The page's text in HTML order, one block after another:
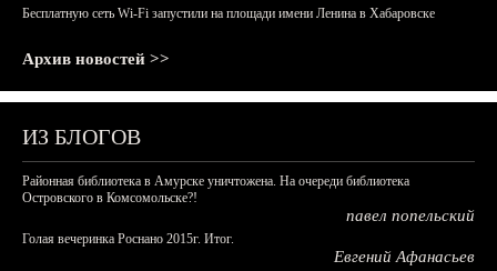
Бесплатную сеть Wi-Fi запустили на площади имени Ленина в Хабаровске
Архив новостей >>
ИЗ БЛОГОВ
Районная библиотека в Амурске уничтожена. На очереди библиотека
Островского в Комсомольске?!
павел попельский
Голая вечеринка Роснано 2015г. Итог.
Евгений Афанасьев